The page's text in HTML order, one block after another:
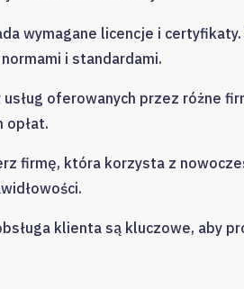
wymagane licencje i
i standardami.
usług oferowanych przez różne
opłat.
firmę, która korzysta z
klienta są kluczowe, aby